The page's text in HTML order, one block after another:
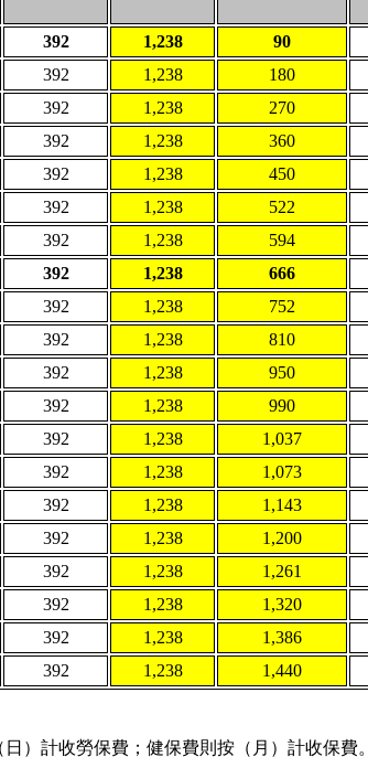
392 1,238 90
392 1,238 180
392 1,238 270
392 1,238 360
392 1,238 450
392 1,238 522
392 1,238 594
392 1,238 666
392 1,238 752
392 1,238 810
392 1,238 950
392 1,238 990
392 1,238 1,037
392 1,238 1,073
392 1,238 1,143
392 1,238 1,200
392 1,238 1,261
392 1,238 1,320
392 1,238 1,386
392 1,238 1,440
）計收勞保費；健保費則按（月）計收保費。